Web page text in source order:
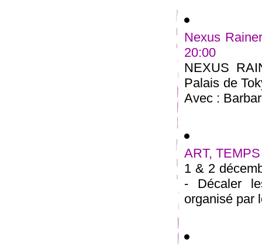
Nexus
20:00
NEXUS
Palais de
Avec :
ART,
1 & 2
- Décaler
organisé par